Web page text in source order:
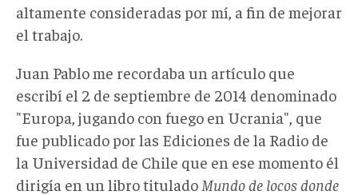
altamente consideradas por mí, a fin de mejorar
el trabajo.
Juan Pablo me recordaba un artículo que
escribí el 2 de septiembre de 2014 denominado
"Europa, jugando con fuego en Ucrania", que
fue publicado por las Ediciones de la Radio de
la Universidad de Chile que en ese momento él
dirigía en un libro titulado Mundo de locos donde